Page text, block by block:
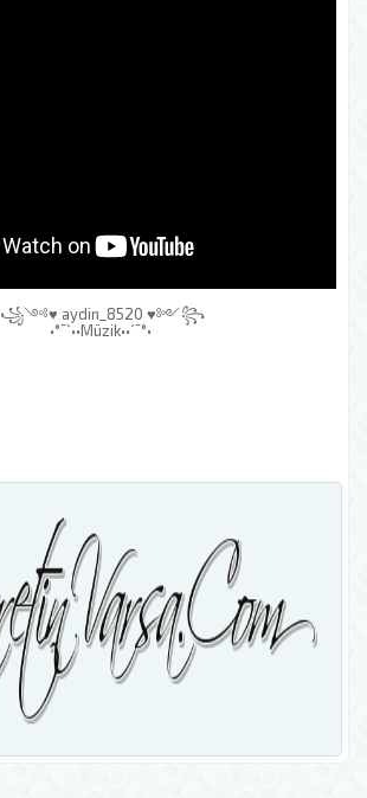
꧁༺♥ aydin_8520 ♥༻꧂
•°¯`••Müzik••´¯°•